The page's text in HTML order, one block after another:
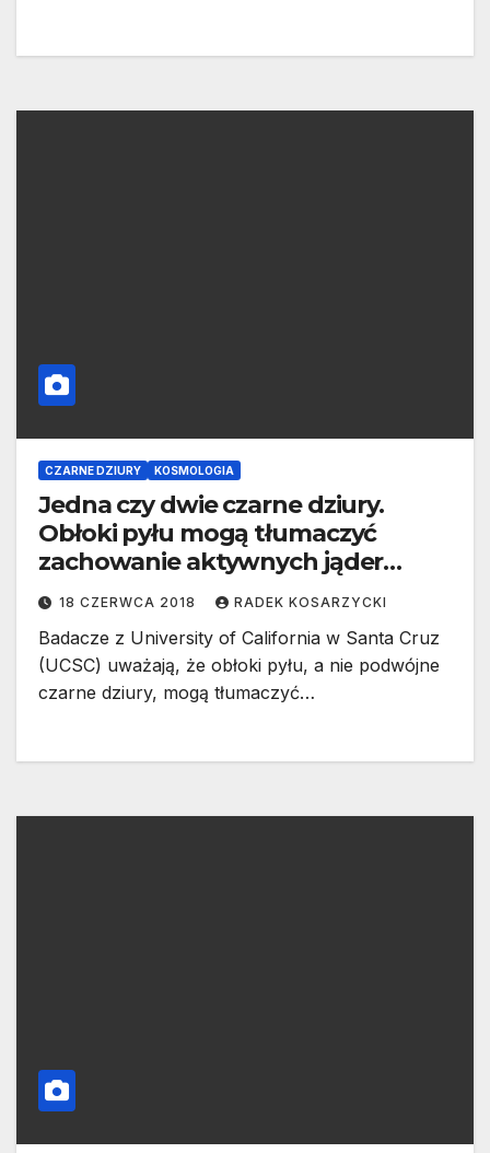
CZARNE DZIURY KOSMOLOGIA
Jedna czy dwie czarne dziury.
Obłoki pyłu mogą tłumaczyć
zachowanie aktywnych jąder
galaktycznych
18 CZERWCA 2018 RADEK KOSARZYCKI
Badacze z University of California w Santa Cruz
(UCSC) uważają, że obłoki pyłu, a nie podwójne
czarne dziury, mogą tłumaczyć…